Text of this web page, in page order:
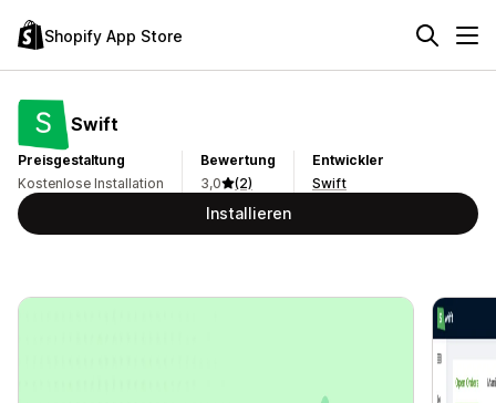
Shopify App Store
Swift
Preisgestaltung
Kostenlose Installation
Bewertung
3,0
(2)
Entwickler
Swift
Installieren